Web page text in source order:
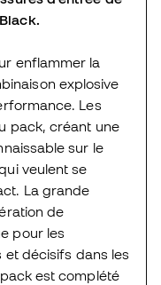
enflammer la
explosive
Les
pack, créant une
sur le
veulent se
La grande
de
pour les
décisifs dans les
est complété